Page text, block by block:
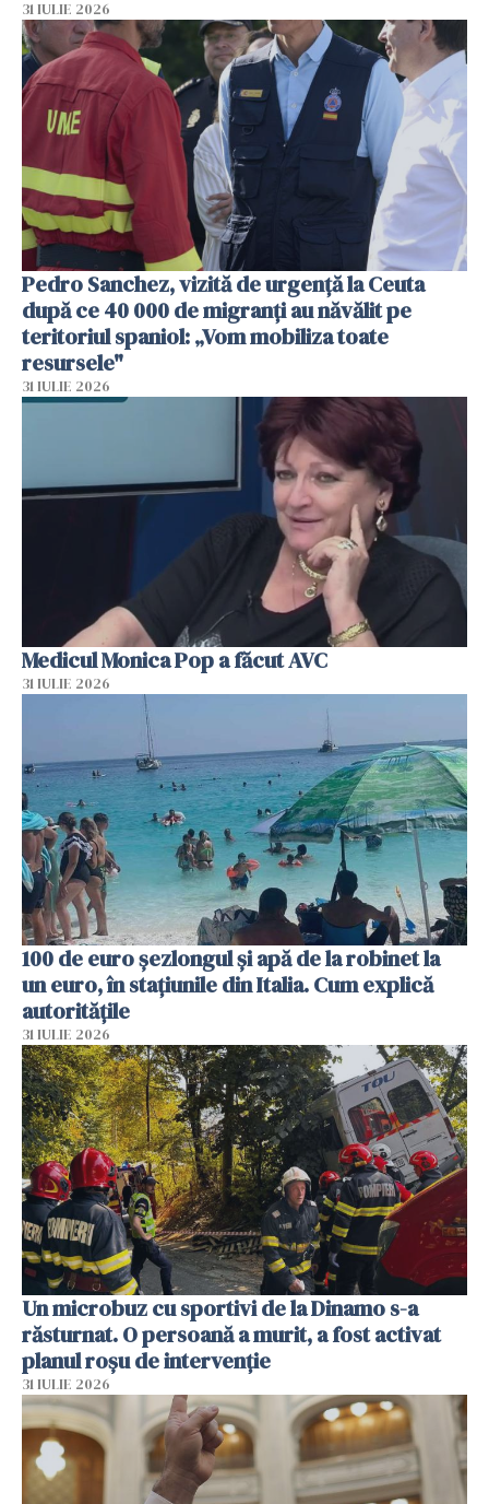
31 IULIE 2026
Pedro Sanchez, vizită de urgență la Ceuta
după ce 40 000 de migranți au năvălit pe
teritoriul spaniol: „Vom mobiliza toate
resursele"
31 IULIE 2026
Medicul Monica Pop a făcut AVC
31 IULIE 2026
100 de euro șezlongul și apă de la robinet la
un euro, în stațiunile din Italia. Cum explică
autoritățile
31 IULIE 2026
Un microbuz cu sportivi de la Dinamo s-a
răsturnat. O persoană a murit, a fost activat
planul roșu de intervenție
31 IULIE 2026